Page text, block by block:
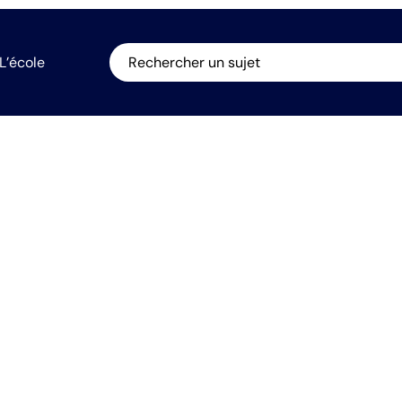
L’école Rechercher un sujet